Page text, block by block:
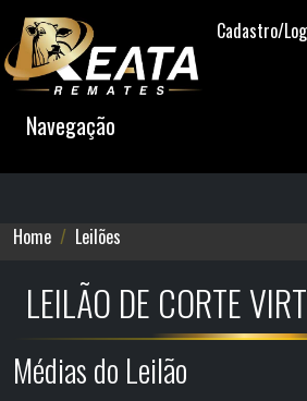
Cadastro/
Navegação
Home Leilões
LEILÃO DE CORTE
Médias do Leilão